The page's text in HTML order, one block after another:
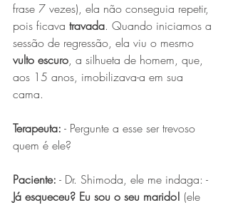
frase 7 vezes), ela não conseguia repetir,
pois ficava travada. Quando iniciamos a
sessão de regressão, ela viu o mesmo
vulto escuro, a silhueta de homem, que,
aos 15 anos, imobilizava-a em sua
cama.
Terapeuta: - Pergunte a esse ser trevoso
quem é ele?
Paciente: - Dr. Shimoda, ele me indaga: -
Já esqueceu? Eu sou o seu marido! (ele